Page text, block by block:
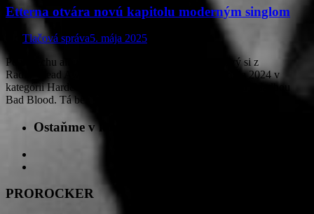
Etterna otvára novú kapitolu moderným singlom
Tlačová správa5. mája 2025
Po úspechu albumu Dead Doesn’t Mean Gone, ktorý si z
Radio_Head Awards odniesol ocenenie nahrávka roka 2024 v
kategórii Hard&Heavy, ETTERNA prichádza s novou skladbou
Bad Blood. Tá bez servítky…
Ostaňme v kontakte
PROROCKER